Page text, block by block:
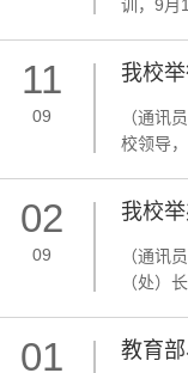
训，9月
会场升
我校
（通讯
校领导
书。校
11
09
我校
（通讯
（处）
向自律
02
09
教育
01